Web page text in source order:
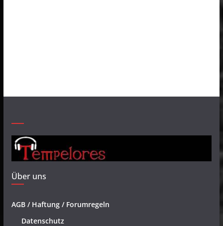
Über uns
AGB / Haftung / Forumregeln
Datenschutz